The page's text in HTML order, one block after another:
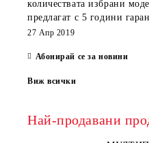
количествата избрани
предлагат с 5 години
27 Апр 2019
Абонирай се за новини
Виж всички
Най-продавани